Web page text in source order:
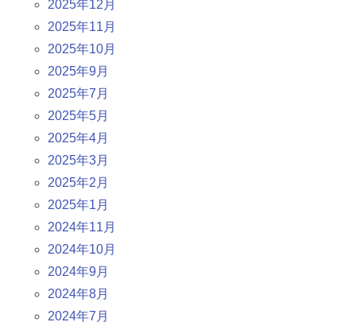
2025年12月
2025年11月
2025年10月
2025年9月
2025年7月
2025年5月
2025年4月
2025年3月
2025年2月
2025年1月
2024年11月
2024年10月
2024年9月
2024年8月
2024年7月